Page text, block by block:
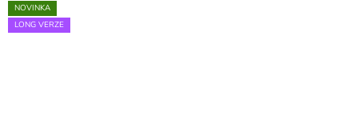
NOVINKA
LONG VERZE